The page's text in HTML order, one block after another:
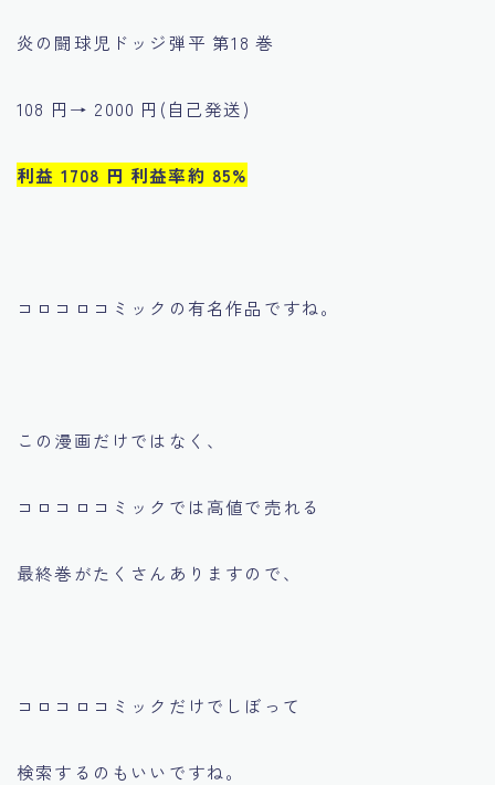
炎の闘球児ドッジ弾平 第18 巻
108 円→ 2000 円(自己発送)
利益 1708 円 利益率約 85%
コロコロコミックの有名作品ですね。
この漫画だけではなく、
コロコロコミックでは高値で売れる
最終巻がたくさんありますので、
コロコロコミックだけでしぼって
検索するのもいいですね。